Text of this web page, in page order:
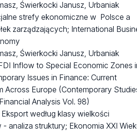
Świerkocki Janusz, Urbaniak
strefy ekonomiczne w Polsce a
zarządzających; International
Świerkocki Janusz, Urbaniak
Inflow to Special Economic Zones
Issues in Finance: Current
Across Europe (Contemporary
Analysis Vol. 98)
według klasy wielkości
- analiza struktury; Ekonomia XXI